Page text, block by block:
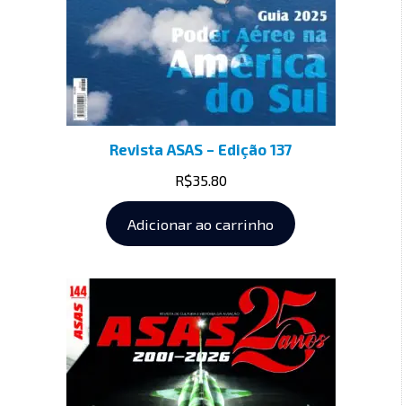
Revista ASAS – Edição 137
R$35.80
Adicionar ao carrinho